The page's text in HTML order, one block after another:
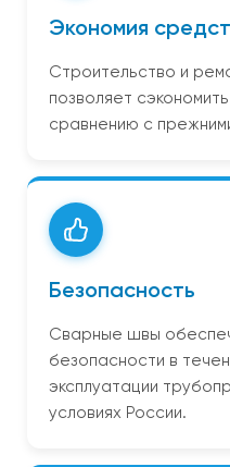
Экономия
Строительство и
позволяет
сравнению с
Безопасность
Сварные швы
безопасности в
эксплуатации
условиях России.